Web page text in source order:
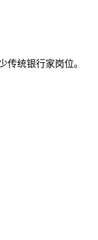
传统银行家岗位。